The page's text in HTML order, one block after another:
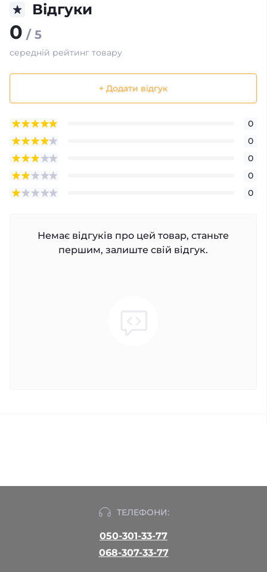
Відгуки
0 / 5
середній рейтинг товару
+ Додати відгук
0
0
0
0
0
Немає відгуків про цей товар, станьте
першим, залиште свій відгук.
ТЕЛЕФОНИ:
050-301-33-77
068-307-33-77